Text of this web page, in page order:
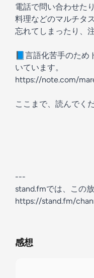
電話で問い合わせた
料理などのマルチタ
忘れてしまったり、
📘言語化苦手のた
いています。
https://note.com/
ここまで、読んでく
---
stand.fmでは、この
https://stand.fm/
感想